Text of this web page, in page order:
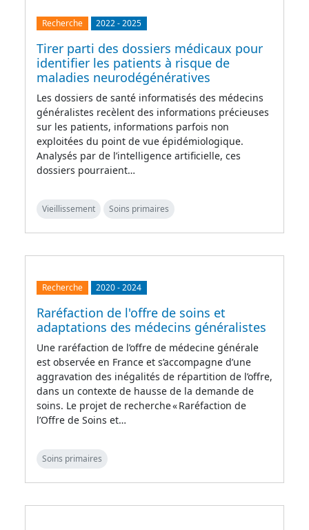
Recherche 2022-2025
Tirer parti des dossiers médicaux pour
identifier les patients à risque de
maladies neurodégénératives
Les dossiers de santé informatisés des médecins
généralistes recèlent des informations précieuses
sur les patients, informations parfois non
exploitées du point de vue épidémiologique.
Analysés par de l’intelligence artificielle, ces
dossiers pourraient…
Vieillissement Soins primaires
Recherche 2020-2024
Raréfaction de l'offre de soins et
adaptations des médecins généralistes
Une raréfaction de l’offre de médecine générale
est observée en France et s’accompagne d’une
aggravation des inégalités de répartition de l’offre,
dans un contexte de hausse de la demande de
soins. Le projet de recherche « Raréfaction de
l’Offre de Soins et…
Soins primaires